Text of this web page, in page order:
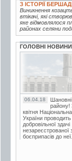
З ІСТОРІЇ
Виникнення
втікачі, які
яке відмовлялося
районах селяни
ГОЛОВНІ
06.04.18
Шановні
району!
квітня Національна
України проводить
добровільної здачі
незареєстрованої
боєприпасів до